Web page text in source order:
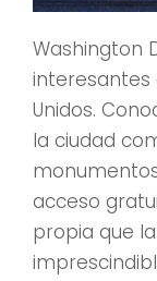
Washington
interesantes
Unidos.
la ciudad
acceso
propia que